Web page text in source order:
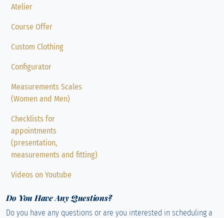
Atelier
Course Offer
Custom Clothing
Configurator
Measurements Scales
(Women and Men)
Checklists for
appointments
(presentation,
measurements and fitting)
Videos on Youtube
Do You Have Any Questions?
Do you have any questions or are you interested in scheduling a